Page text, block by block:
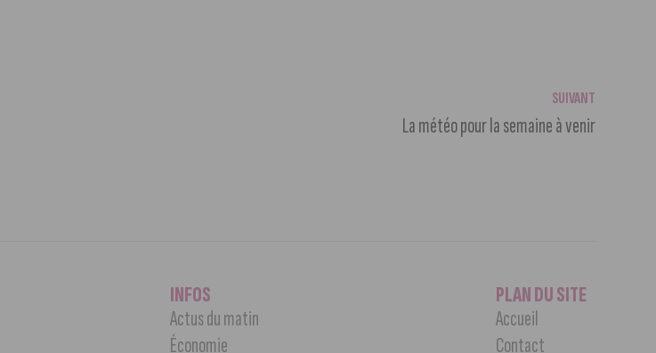
SUIVANT
La météo pour la semaine à venir
INFOS
Actus du matin
Économie
PLAN DU SITE
Accueil
Contact